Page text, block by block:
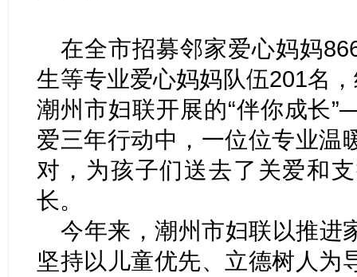
在全市招募邻家爱心妈妈
生等专业爱心妈妈队伍201名
潮州市妇联开展的“伴你成长
爱三年行动中，一位位专业温
对，为孩子们送去了关爱和
长。
今年来，潮州市妇联以推进
坚持以儿童优先、立德树人为